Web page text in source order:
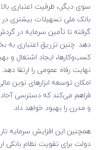
سوی دیگر,، ظرفیت اعتباری
بانک ملی تسهیلات بیشتری
گرفته تا تأمین سرمایه در
دهد. چنین تزریق اعتباری به
کسب‌وکارها، ایجاد اشتغال و
نهایت رفاه عمومی را ارتقا
امکان توسعه ابزارهای نوین
فراهم می‌کند که دسترسی
و مدرن را بهبود خواهد داد.
همچنین این افزایش سرمایه
دولت برای تقویت نظام بانکی